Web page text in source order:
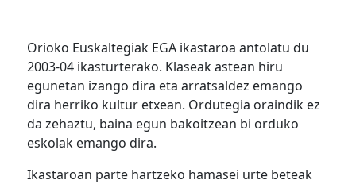
Orioko Euskaltegiak EGA ikastaroa antolatu du
2003-04 ikasturterako. Klaseak astean hiru
egunetan izango dira eta arratsaldez emango
dira herriko kultur etxean. Ordutegia oraindik ez
da zehaztu, baina egun bakoitzean bi orduko
eskolak emango dira.
Ikastaroan parte hartzeko hamasei urte beteak